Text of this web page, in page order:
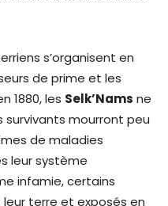
s’organisent en
de prime et les
1880, les Selk’Nams ne
survivants mourront peu
de maladies
leur système
infamie, certains
terre et exposés en